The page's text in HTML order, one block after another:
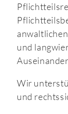
und
Wir
und